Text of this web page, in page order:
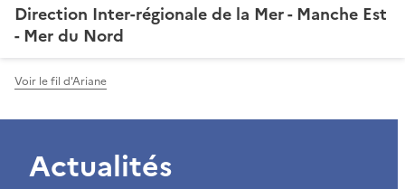
Direction Inter-régionale de la Mer - Manche Est
- Mer du Nord
Voir le fil d'Ariane
Actualités